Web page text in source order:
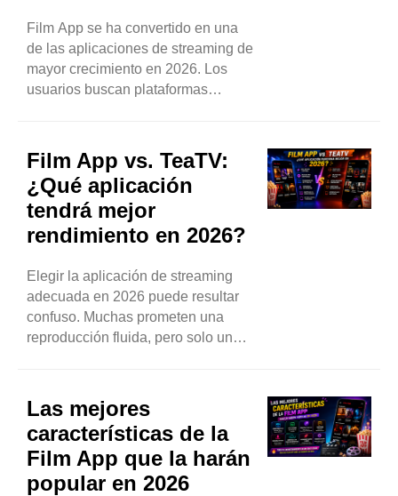
Film App se ha convertido en una
de las aplicaciones de streaming de
mayor crecimiento en 2026. Los
usuarios buscan plataformas
demanda. Ofrece una experiencia
fluida y sin complicaciones
innecesarias, justo lo que esperan
los usuarios actuales. ¿Qué...
Film App vs. TeaTV:
¿Qué aplicación
tendrá mejor
rendimiento en 2026?
Elegir la aplicación de streaming
adecuada en 2026 puede resultar
confuso. Muchas prometen una
reproducción fluida, pero solo unas
son dos opciones populares que
ofrecen acceso gratuito a películas
y series. Sin embargo, en cuanto
a rendimiento, estabilidad y
experiencia de...
Las mejores
características de la
Film App que la harán
popular en 2026